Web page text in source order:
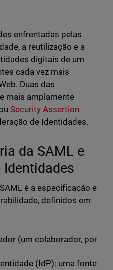
on Reddit
enfrentadas pelas
a reutilização e a
digitais de um
cada vez mais
Duas das
mais amplamente
Security Assertion
de Identidades.
da SAML e
Identidades
é a especificação e
definidos em
(um colaborador, por
(IdP): uma fonte